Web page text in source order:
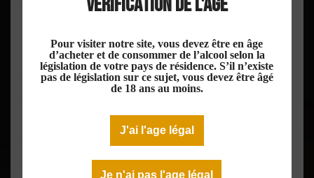
Pour visiter notre site, vous devez être en âge
d’acheter et de consommer de l’alcool selon la
législation de votre pays de résidence. S’il n’existe
pas de législation sur ce sujet, vous devez être âgé
de 18 ans au moins.
J'ai l'age légal
Je n'ai pas l'age légal